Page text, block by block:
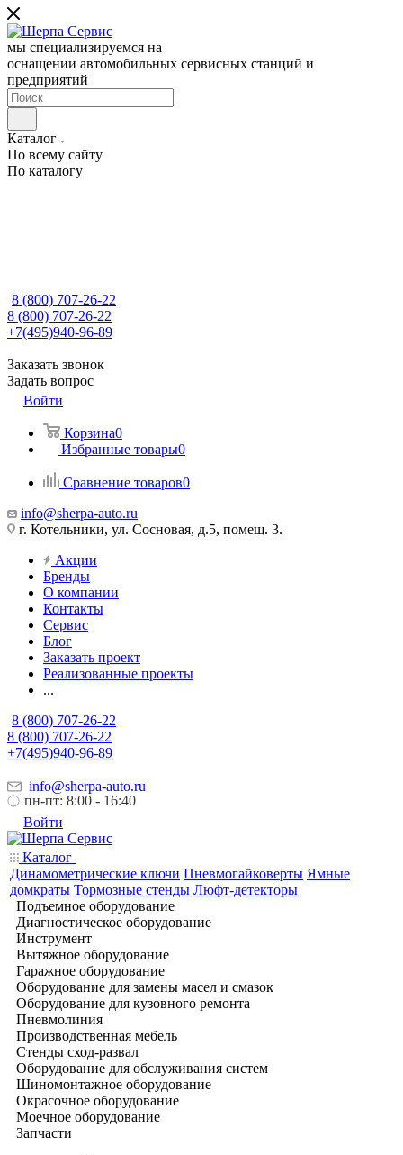
мы специализируемся на
оснащении автомобильных сервисных станций и
предприятий
Каталог
По всему сайту
По каталогу
8 (800) 707-26-22
8 (800) 707-26-22
+7(495)940-96-89
Заказать звонок
Задать вопрос
Войти
Корзина0
Избранные товары0
Сравнение товаров0
info@sherpa-auto.ru
г. Котельники, ул. Сосновая, д.5, помещ. 3.
Акции
Бренды
О компании
Контакты
Сервис
Блог
Заказать проект
Реализованные проекты
...
8 (800) 707-26-22
8 (800) 707-26-22
+7(495)940-96-89
info@sherpa-auto.ru
пн-пт: 8:00 - 16:40
Войти
Каталог
Динамометрические ключи Пневмогайковерты Ямные
домкраты Тормозные стенды Люфт-детекторы
Подъемное оборудование
Диагностическое оборудование
Инструмент
Вытяжное оборудование
Гаражное оборудование
Оборудование для замены масел и смазок
Оборудование для кузовного ремонта
Пневмолиния
Производственная мебель
Стенды сход-развал
Оборудование для обслуживания систем
Шиномонтажное оборудование
Окрасочное оборудование
Моечное оборудование
Запчасти